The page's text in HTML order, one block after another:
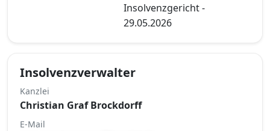
Insolvenzgericht -
29.05.2026
Insolvenzverwalter
Kanzlei
Christian Graf Brockdorff
E-Mail